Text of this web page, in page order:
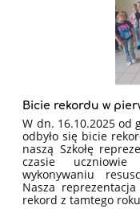
Bicie rekordu w
W dn. 16.10.2025 od
odbyło się bicie
naszą Szkołę
czasie
wykonywaniu
Nasza
rekord z tamtego